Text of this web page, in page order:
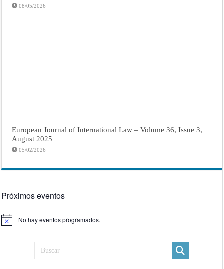
08/05/2026
European Journal of International Law – Volume 36, Issue 3,
August 2025
05/02/2026
Próximos eventos
Aviso No hay eventos programados.